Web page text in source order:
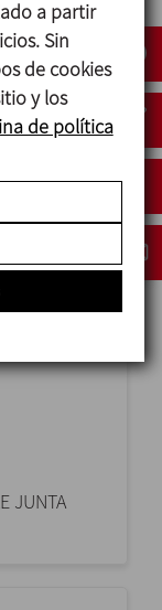
DE
JUNTA
a partir
Sin
de cookies
y los
de política